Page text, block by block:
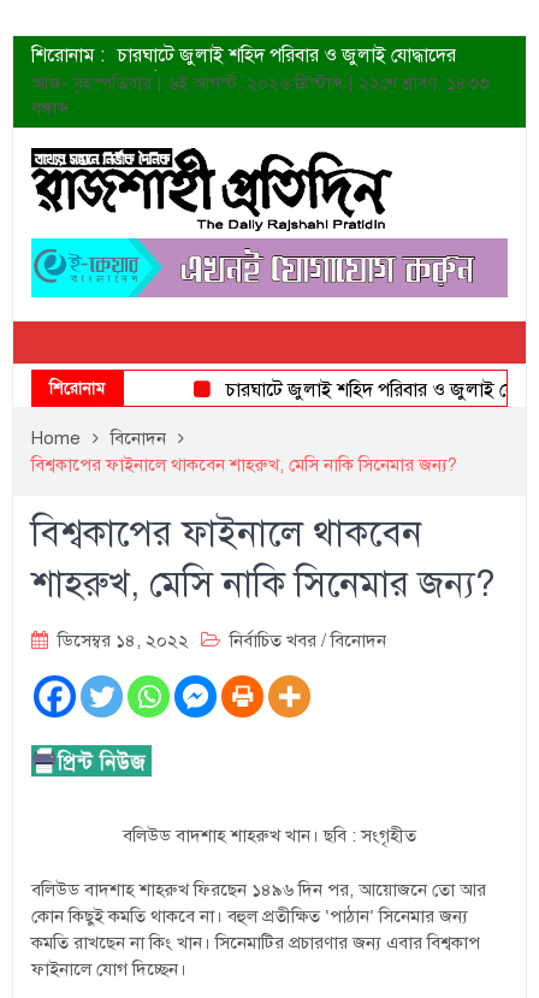
শিরোনাম : চারঘাটে জুলাই শহিদ পরিবার ও জুলাই যোদ্ধাদের
সংবর্ধনা
ত্বক ভালো রাখতে যে ৫ কাজ করবেন
জুলাই স্মৃতি জাদুঘরের দুয়ার খুলেছে উদ্বোধন করলেন
প্রধানমন্ত্রী
শাহরুখের নতুন সিনেমার লুক
কোয়ার্টার ফাইনালে নেইমারের দুর্দান্ত অ্যাসিস্টে সান্তোস
ডেনিস লিয়ামিন রাশিয়ার ড্রোন বাহিনীর প্রধান হলেন
জুলাই শহিদদের আত্মত্যাগ জাতি চিরকাল শ্রদ্ধার সাথে
স্মরণ করবে: ভূমিমন্ত্রী
আজ- বৃহস্পতিবার | ৬ই আগস্ট, ২০২৬ খ্রিস্টাব্দ | ২২শে শ্রাবণ, ১৪৩৩
বঙ্গাব্দ
শিরোনাম চারঘাটে জুলাই শহিদ পরিবার ও জুলাই যোদ্ধাদের
Home
বিনোদন
বিশ্বকাপের ফাইনালে থাকবেন শাহরুখ, মেসি নাকি সিনেমার জন্য?
বিশ্বকাপের ফাইনালে থাকবেন
শাহরুখ, মেসি নাকি সিনেমার জন্য?
ডিসেম্বর ১৪, ২০২২ নির্বাচিত খবর /বিনোদন
বলিউড বাদশাহ শাহরুখ খান। ছবি : সংগৃহীত
বলিউড বাদশাহ শাহরুখ ফিরছেন ১৪৯৬ দিন পর, আয়োজনে তো আর
কোন কিছুই কমতি থাকবে না। বহুল প্রতীক্ষিত ‘পাঠান’ সিনেমার জন্য
কমতি রাখছেন না কিং খান। সিনেমাটির প্রচারণার জন্য এবার বিশ্বকাপ
ফাইনালে যোগ দিচ্ছেন।